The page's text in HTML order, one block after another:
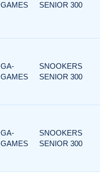
GAMES SENIOR 300
GA-
GAMES
SNOOKERS
SENIOR 300
GA-
GAMES
SNOOKERS
SENIOR 300